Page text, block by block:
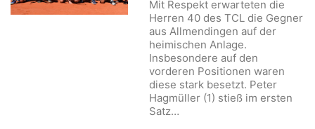
Mit Respekt erwarteten die
Herren 40 des TCL die Gegner
aus Allmendingen auf der
heimischen Anlage.
Insbesondere auf den
vorderen Positionen waren
diese stark besetzt. Peter
Hagmüller (1) stieß im ersten
Satz…